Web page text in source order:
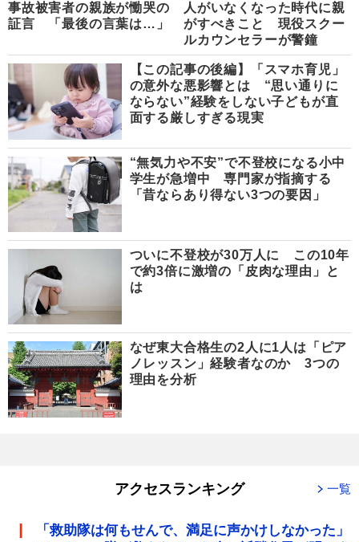
事故被害者の親族が慟哭の
証言 「最後の言葉は…」
人がいなくなった時代に親
がすべきこと 現役スクー
ルカウンセラーが警鐘
【この記事の後編】「スマホ育児」
の意外な悪影響とは “思い通りに
ならない”経験をしない子どもが直
面する厳しすぎる現実
“無気力や不安”で不登校になる小中
学生が急増中 専門家が指摘する
「昔ならあり得ない3つの要因」
ついに不登校が30万人に この10年
で約3倍に激増の「皮肉な理由」と
は
なぜ東大合格生の2人に1人は「ピア
ノレッスン」経験者なのか 3つの
理由を分析
アクセスランキング 一覧
「救助隊は何もせんで、満足に声かけしなかった」